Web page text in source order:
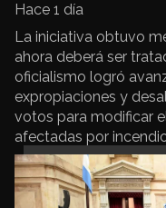
Hace 1 día
La iniciativa obtuvo
ahora deberá ser
oficialismo logró
expropiaciones y
votos para modificar
afectadas por